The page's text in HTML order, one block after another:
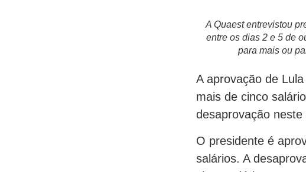
A Quaest entrevistou
entre os dias 2 e 5 de
para mais ou
A aprovação de
mais de cinco
desaprovação
O presidente é
salários. A